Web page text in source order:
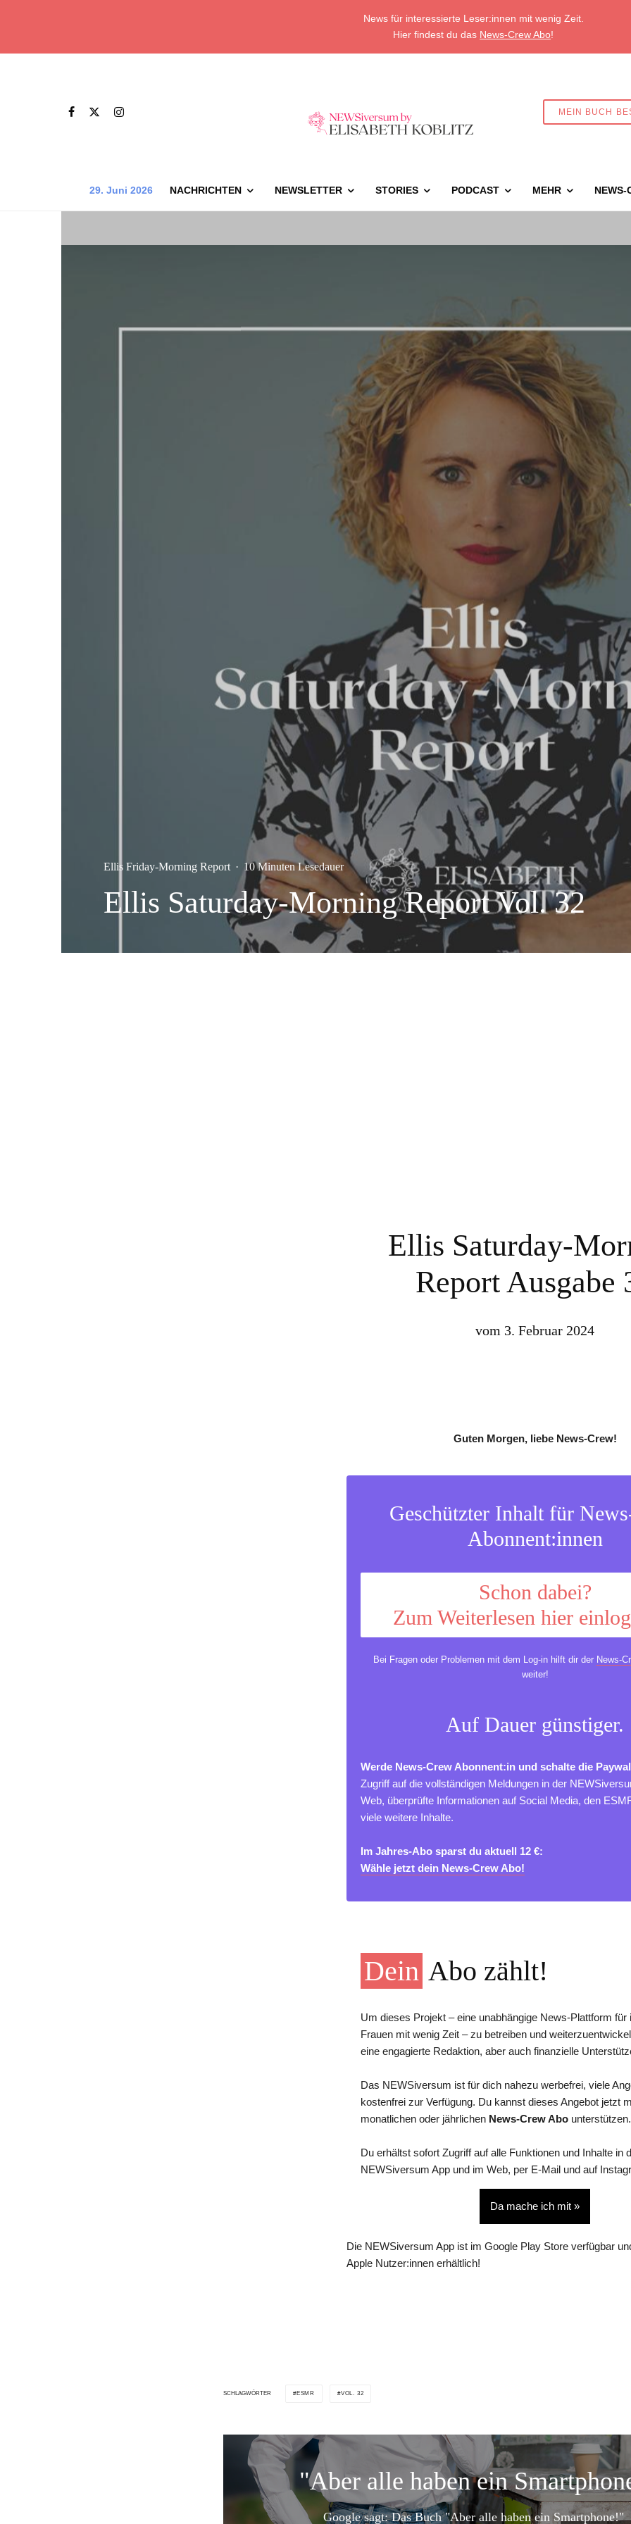
News für interessierte Leser:innen mit wenig Zeit.
Hier findest du das News-Crew Abo!
MEIN BUCH
29. Juni 2026 NACHRICHTEN NEWSLETTER STORIES PODCAST MEHR NEWS-
Ellis Friday-Morning Report · 10 Minuten Lesedauer
Ellis Saturday-Morning Report Vol. 32
Ellis Saturday-
Report Ausgabe
vom 3. Februar 2024
Guten Morgen, liebe News-Crew!
Geschützter Inhalt für
Abonnent:innen
Schon dabei?
Zum Weiterlesen hier
Bei Fragen oder Problemen mit dem Log-in hilft dir der News-
weiter!
Auf Dauer günstiger.
Werde News-Crew Abonnent:in und schalte die
Zugriff auf die vollständigen Meldungen in der
Web, überprüfte Informationen auf Social Media, den
viele weitere Inhalte.
Im Jahres-Abo sparst du aktuell 12 €:
Wähle jetzt dein News-Crew Abo!
Dein Abo zählt!
Um dieses Projekt – eine unabhängige News-Plattform für
Frauen mit wenig Zeit – zu betreiben und
eine engagierte Redaktion, aber auch finanzielle
Das NEWSiversum ist für dich nahezu werbefrei, viele
kostenfrei zur Verfügung. Du kannst dieses Angebot jetzt
monatlichen oder jährlichen News-Crew Abo unterstützen.
Du erhältst sofort Zugriff auf alle Funktionen und Inhalte in
NEWSiversum App und im Web, per E-Mail und auf
Da mache ich mit »
Die NEWSiversum App ist im Google Play Store verfügbar
Apple Nutzer:innen erhältlich!
SCHLAGWÖRTER ESMR VOL. 32
"Aber alle haben ein
Google sagt: Das Buch "Aber alle haben ein Smartphone!"